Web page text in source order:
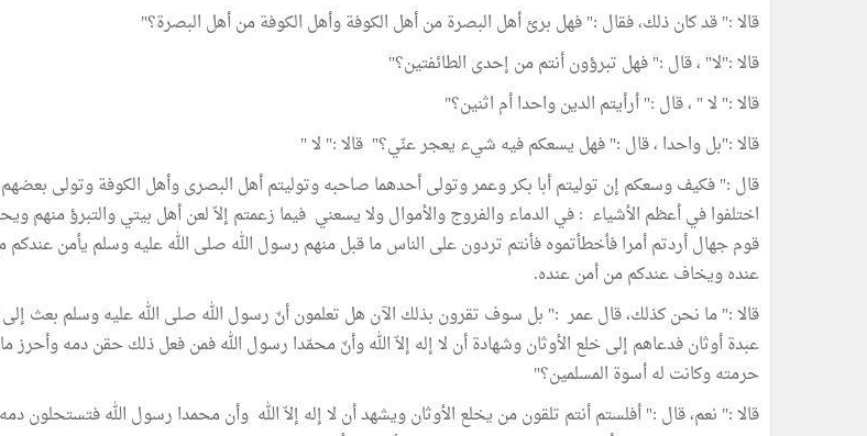
قالا :" قد كان ذلك، فقال :" فهل برئ أهل البصرة من أهل الكوفة وأهل الكوفة من أهل البصرة؟"
قالا :"لا" ، قال :" فهل تبرؤون أنتم من إحدى الطائفتين؟"
قالا :" لا " ، قال :" أرأيتم الدين واحدا أم اثنين؟"
قالا :"بل واحدا ، قال :" فهل يسعكم فيه شيء يعجر عنّي؟" قالا :" لا "
قال :" فكيف وسعكم إن توليتم أبا بكر وعمر وتولى أحدهما صاحبه وتوليتم أهل البصرى وأهل الكوفة وتولى
اختلفوا في أعظم الأشياء : في الدماء والفروج والأموال ولا يسعني فيما زعمتم إلاّ لعن أهل بيتي والتبرؤ منهم
قوم جهال أردتم أمرا فأخطأتموه فأنتم تردون على الناس ما قبل منهم رسول الله صلى الله عليه وسلم يأمن
عنده ويخاف عندكم من أمن عنده.
قالا :" ما نحن كذلك، قال عمر :" بل سوف تقرون بذلك الآن هل تعلمون أنّ رسول الله صلى الله عليه وسلم بعث
عبدة أوثان فدعاهم إلى خلع الأوثان وشهادة أن لا إله إلاّ الله وأنّ محمّدا رسول الله فمن فعل ذلك حقن دمه وأحرز
حرمته وكانت له أسوة المسلمين؟"
قالا :" نعم، قال :" أفلستم أنتم تلقون من يخلع الأوثان ويشهد أن لا إله إلاّ الله وأن محمدا رسول الله فتستحلون